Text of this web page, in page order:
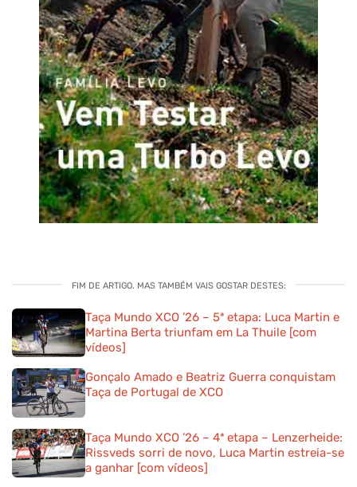
FIM DE ARTIGO. MAS TAMBÉM VAIS GOSTAR DESTES:
Taça Mundo XCO ’26 – 5ª etapa: Luca Martin e
Martina Berta triunfam em La Thuile [com
vídeos]
Gonçalo Amado e Beatriz Guerra conquistam
Taça de Portugal de XCO
Taça Mundo XCO ’26 – 4ª etapa – Lenzerheide:
Rissveds sorri de novo, Luca Martin estreia-se
a ganhar [com vídeos]